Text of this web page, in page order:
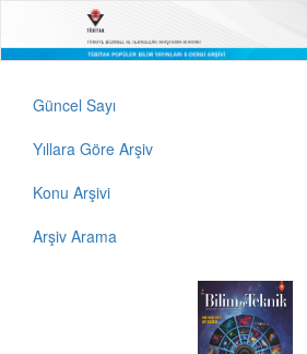
Güncel Sayı
Yıllara Göre Arşiv
Konu Arşivi
Arşiv Arama